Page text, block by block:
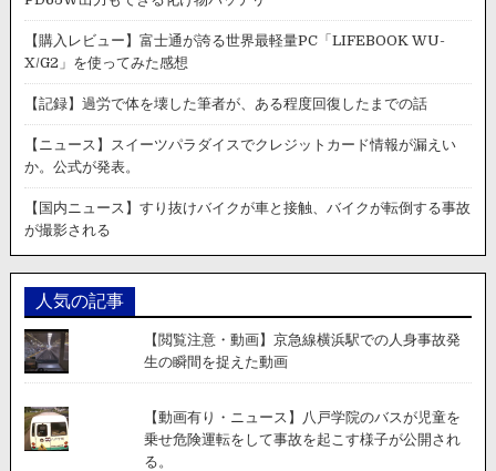
【購入レビュー】富士通が誇る世界最軽量PC「LIFEBOOK WU-
X/G2」を使ってみた感想
【記録】過労で体を壊した筆者が、ある程度回復したまでの話
【ニュース】スイーツパラダイスでクレジットカード情報が漏えい
か。公式が発表。
【国内ニュース】すり抜けバイクが車と接触、バイクが転倒する事故
が撮影される
人気の記事
【閲覧注意・動画】京急線横浜駅での人身事故発
生の瞬間を捉えた動画
【動画有り・ニュース】八戸学院のバスが児童を
乗せ危険運転をして事故を起こす様子が公開され
る。